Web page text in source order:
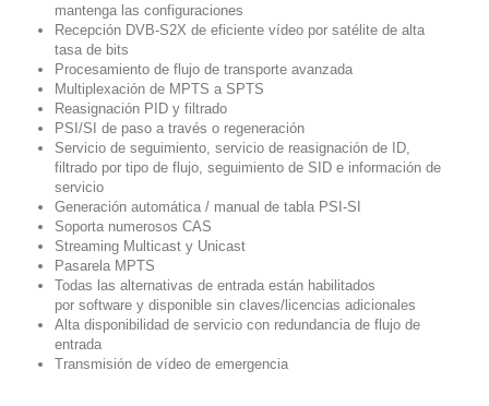
mantenga las configuraciones
Recepción DVB-S2X de eficiente vídeo por satélite de alta
tasa de bits
Procesamiento de flujo de transporte avanzada
Multiplexación de MPTS a SPTS
Reasignación PID y filtrado
PSI/SI de paso a través o regeneración
Servicio de seguimiento, servicio de reasignación de ID,
filtrado por tipo de flujo, seguimiento de SID e información de
servicio
Generación automática / manual de tabla PSI-SI
Soporta numerosos CAS
Streaming Multicast y Unicast
Pasarela MPTS
Todas las alternativas de entrada están habilitados
por software y disponible sin claves/licencias adicionales
Alta disponibilidad de servicio con redundancia de flujo de
entrada
Transmisión de vídeo de emergencia